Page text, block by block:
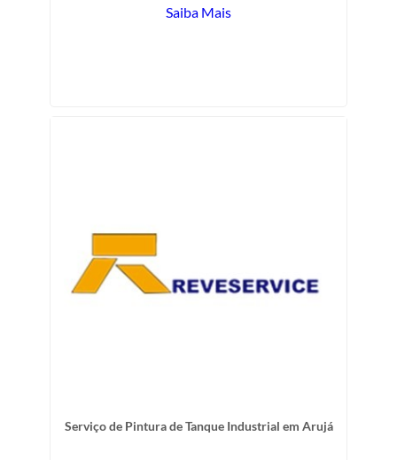
Saiba Mais
Serviço de Pintura de Tanque Industrial em Arujá